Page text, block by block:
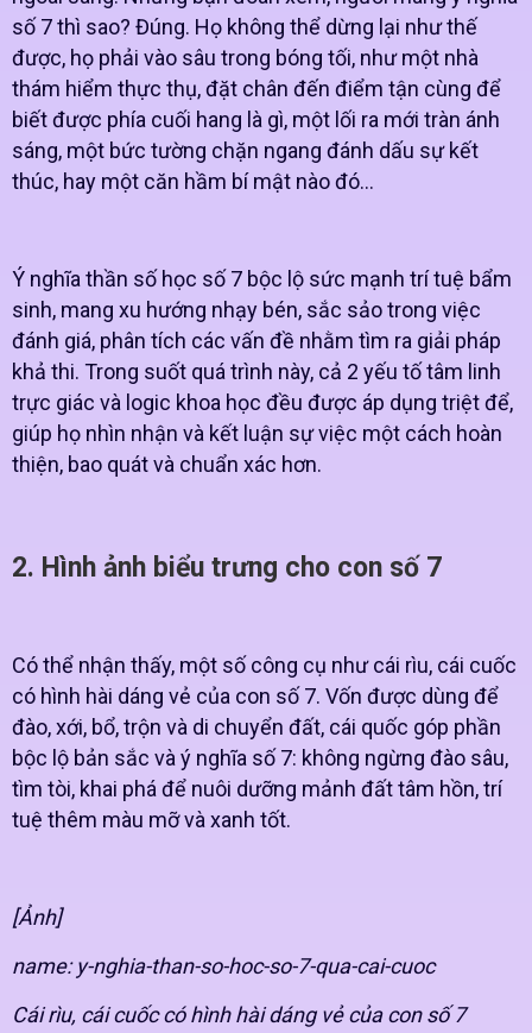
số 7 thì sao? Đúng. Họ không thể dừng lại như thế
được, họ phải vào sâu trong bóng tối, như một nhà
thám hiểm thực thụ, đặt chân đến điểm tận cùng để
biết được phía cuối hang là gì, một lối ra mới tràn ánh
sáng, một bức tường chặn ngang đánh dấu sự kết
thúc, hay một căn hầm bí mật nào đó…
Ý nghĩa thần số học số 7 bộc lộ sức mạnh trí tuệ bẩm
sinh, mang xu hướng nhạy bén, sắc sảo trong việc
đánh giá, phân tích các vấn đề nhằm tìm ra giải pháp
khả thi. Trong suốt quá trình này, cả 2 yếu tố tâm linh
trực giác và logic khoa học đều được áp dụng triệt để,
giúp họ nhìn nhận và kết luận sự việc một cách hoàn
thiện, bao quát và chuẩn xác hơn.
2. Hình ảnh biểu trưng cho con số 7
Có thể nhận thấy, một số công cụ như cái rìu, cái cuốc
có hình hài dáng vẻ của con số 7. Vốn được dùng để
đào, xới, bổ, trộn và di chuyển đất, cái quốc góp phần
bộc lộ bản sắc và ý nghĩa số 7: không ngừng đào sâu,
tìm tòi, khai phá để nuôi dưỡng mảnh đất tâm hồn, trí
tuệ thêm màu mỡ và xanh tốt.
[Ảnh]
name: y-nghia-than-so-hoc-so-7-qua-cai-cuoc
Cái rìu, cái cuốc có hình hài dáng vẻ của con số 7